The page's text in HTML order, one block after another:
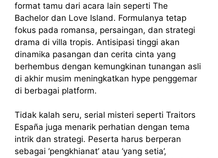
format tamu dari acara lain seperti The
Bachelor dan Love Island. Formulanya tetap
fokus pada romansa, persaingan, dan strategi
drama di villa tropis. Antisipasi tinggi akan
dinamika pasangan dan cerita cinta yang
berhembus dengan kemungkinan tunangan asli
di akhir musim meningkatkan hype penggemar
di berbagai platform.
Tidak kalah seru, serial misteri seperti Traitors
España juga menarik perhatian dengan tema
intrik dan strategi. Peserta harus berperan
sebagai ‘pengkhianat’ atau ‘yang setia’,